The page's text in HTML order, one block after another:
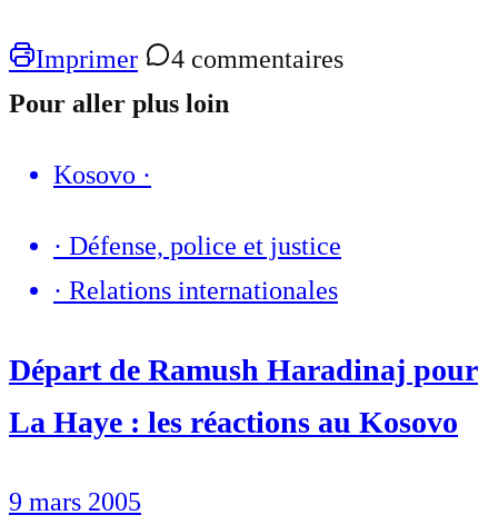
Imprimer
4 commentaires
Pour aller plus loin
Kosovo ·
· Défense, police et justice
· Relations internationales
Départ de Ramush Haradinaj pour
La Haye : les réactions au Kosovo
9 mars 2005